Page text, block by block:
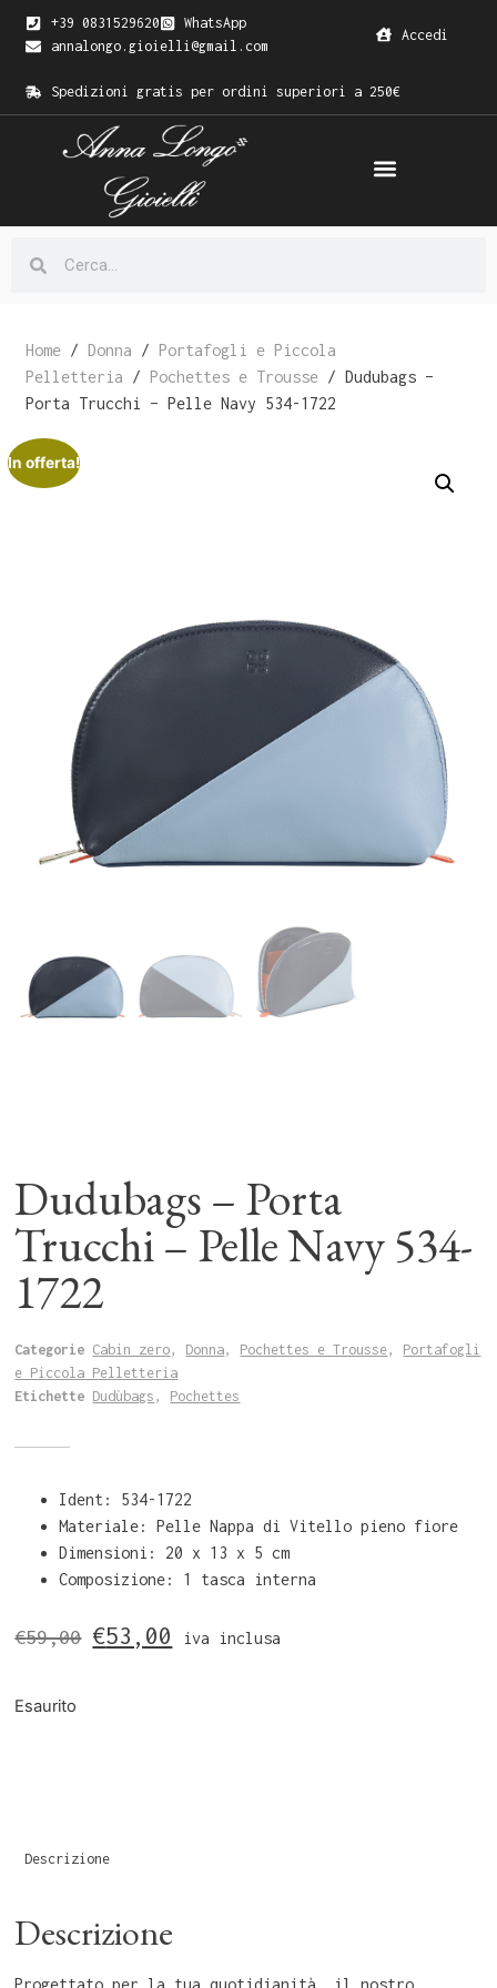
+39 0831529620
WhatsApp
annalongo.gioielli@gmail.com
Accedi
Spedizioni gratis per ordini superiori a 250€
Home / Donna / Portafogli e Piccola
Pelletteria / Pochettes e Trousse / Dudubags –
Porta Trucchi – Pelle Navy 534-1722
In offerta!
Dudubags – Porta
Trucchi – Pelle Navy 534-
1722
Categorie Cabin zero, Donna, Pochettes e Trousse, Portafogli
e Piccola Pelletteria
Etichette Dudùbags , Pochettes
Ident: 534-1722
Materiale: Pelle Nappa di Vitello pieno fiore
Dimensioni: 20 x 13 x 5 cm
Composizione: 1 tasca interna
€59,00 €53,00 iva inclusa
Esaurito
Descrizione
Descrizione